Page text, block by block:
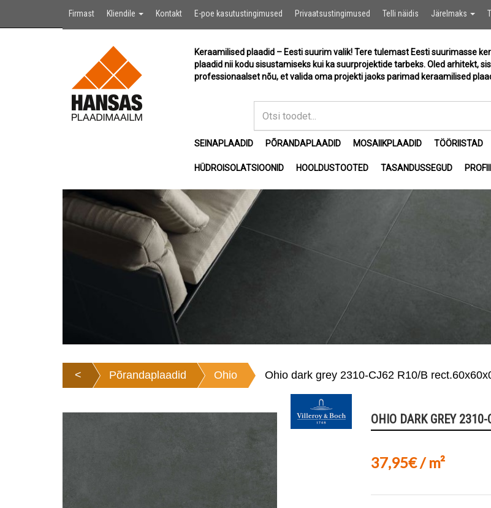
Firmast Kliendile Kontakt E-poe kasutustingimused Privaatsustingimused Telli näidis Järelmaks
Keraamilised plaadid – Eesti suurim valik! Tere tulemast Eesti suurimasse
plaadid nii kodu sisustamiseks kui ka suurprojektide tarbeks. Oled arhitekt,
professionaalset nõu, et valida oma projekti jaoks parimad keraamilised
SEINAPLAADID PÕRANDAPLAADID MOSAIIKPLAADID TÖÖRIISTAD
HÜDROISOLATSIOONID HOOLDUSTOOTED TASANDUSSEGUD
< Põrandaplaadid Ohio Ohio dark grey 2310-CJ62 R10/B
OHIO DARK GREY
37,95€ / m²